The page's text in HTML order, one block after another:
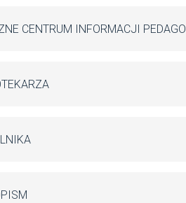
CENTRUM INFORMACJI